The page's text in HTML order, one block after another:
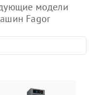
модели
Fagor